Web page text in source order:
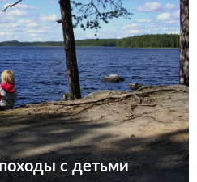
с детьми